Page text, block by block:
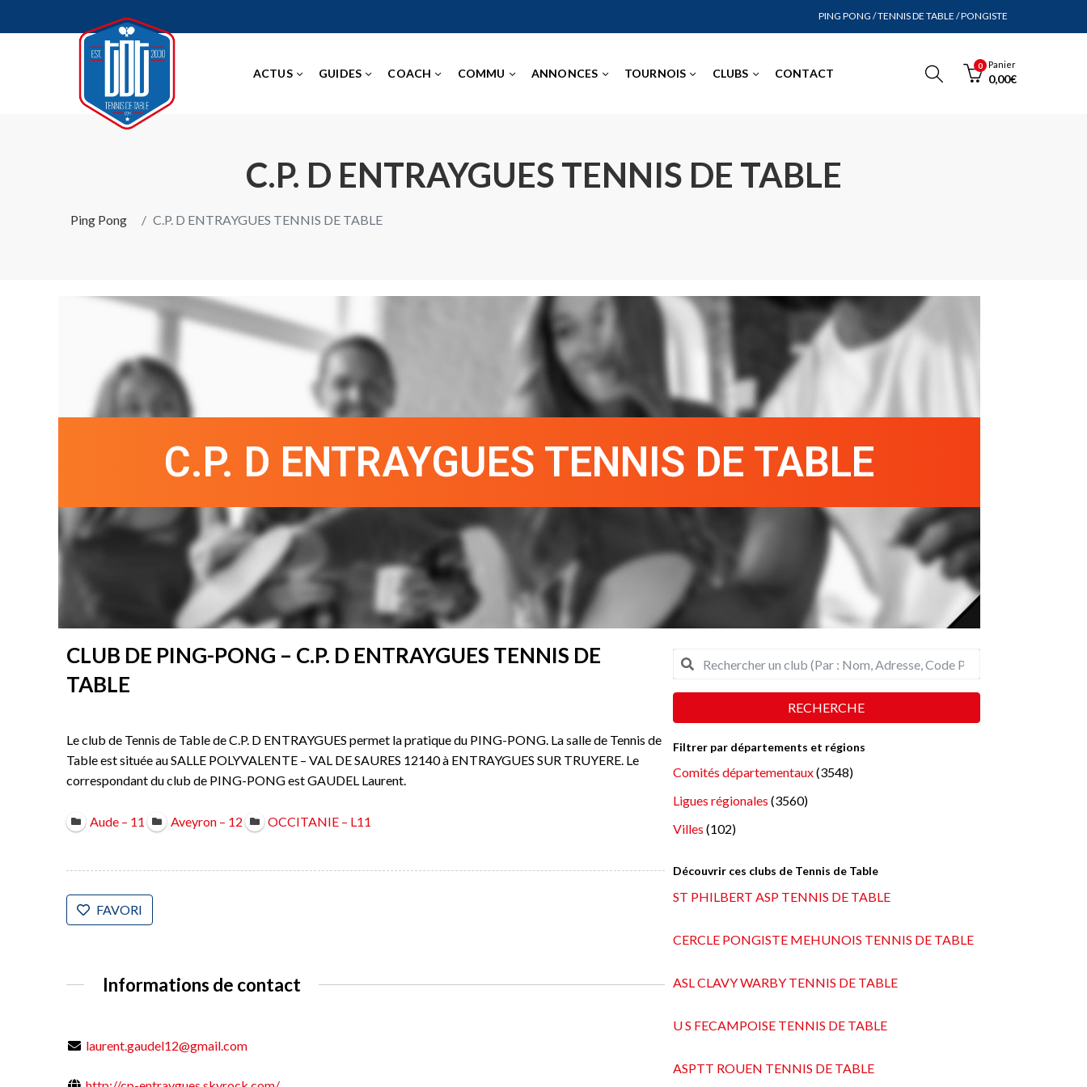
PING PONG / TENNIS DE TABLE / PONGISTE
ACTUS GUIDES COACH COMMU ANNONCES TOURNOIS CLUBS CONTACT
0 Panier
0,00€
C.P. D ENTRAYGUES TENNIS DE TABLE
Ping Pong C.P. D ENTRAYGUES TENNIS DE TABLE
C.P. D ENTRAYGUES TENNIS DE TABLE
CLUB DE PING-PONG – C.P. D ENTRAYGUES TENNIS DE
TABLE
Le club de Tennis de Table de C.P. D ENTRAYGUES permet la pratique du PING-PONG. La salle de Tennis de
Table est située au SALLE POLYVALENTE – VAL DE SAURES 12140 à ENTRAYGUES SUR TRUYERE. Le
correspondant du club de PING-PONG est GAUDEL Laurent.
Aude – 11 Aveyron – 12 OCCITANIE – L11
FAVORI
Informations de contact
laurent.gaudel12@gmail.com
RECHERCHE
Filtrer par départements et régions
Comités départementaux(3548)
Ligues régionales (3560)
Villes (102)
Découvrir ces clubs de Tennis de Table
ST PHILBERT ASP TENNIS DE TABLE
CERCLE PONGISTE MEHUNOIS TENNIS DE TABLE
ASL CLAVY WARBY TENNIS DE TABLE
U S FECAMPOISE TENNIS DE TABLE
ASPTT ROUEN TENNIS DE TABLE